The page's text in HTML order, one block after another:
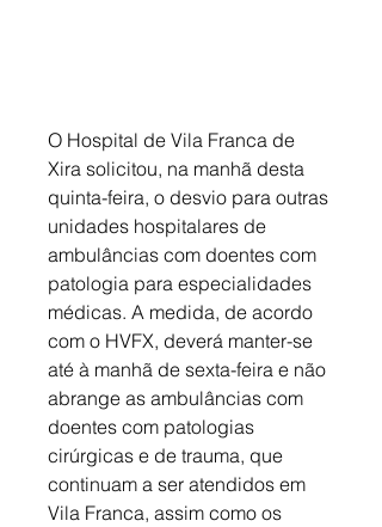
O Hospital de Vila Franca de
Xira solicitou, na manhã desta
quinta-feira, o desvio para outras
unidades hospitalares de
ambulâncias com doentes com
patologia para especialidades
médicas. A medida, de acordo
com o HVFX, deverá manter-se
até à manhã de sexta-feira e não
abrange as ambulâncias com
doentes com patologias
cirúrgicas e de trauma, que
continuam a ser atendidos em
Vila Franca, assim como os